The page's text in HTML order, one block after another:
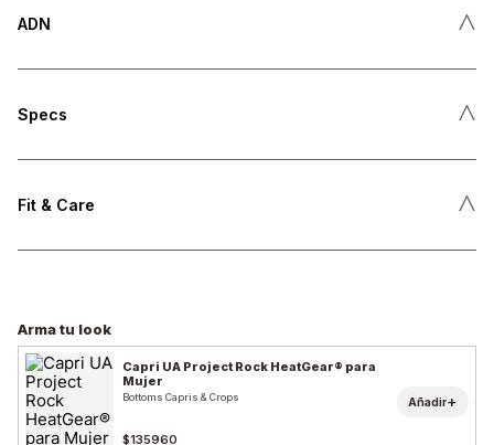
ADN ˄
Specs ˄
Fit & Care ˄
Arma tu look
Capri UA Project Rock HeatGear® para
Mujer
Bottoms Capris & Crops
$135960
Añadir+